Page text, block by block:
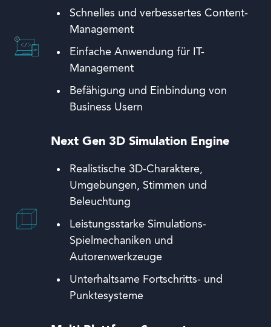
Schnelles und verbessertes Content-
Management
Einfache Anwendung für IT-
Management
Befähigung und Einbindung von
Business Usern
Next Gen 3D Simulation Engine
Realistische 3D-Charaktere,
Umgebungen, Stimmen und
Beleuchtung
Leistungsstarke Simulations-
Spielmechaniken und
Autorenwerkzeuge
Unterhaltsame Fortschritts- und
Punktesysteme